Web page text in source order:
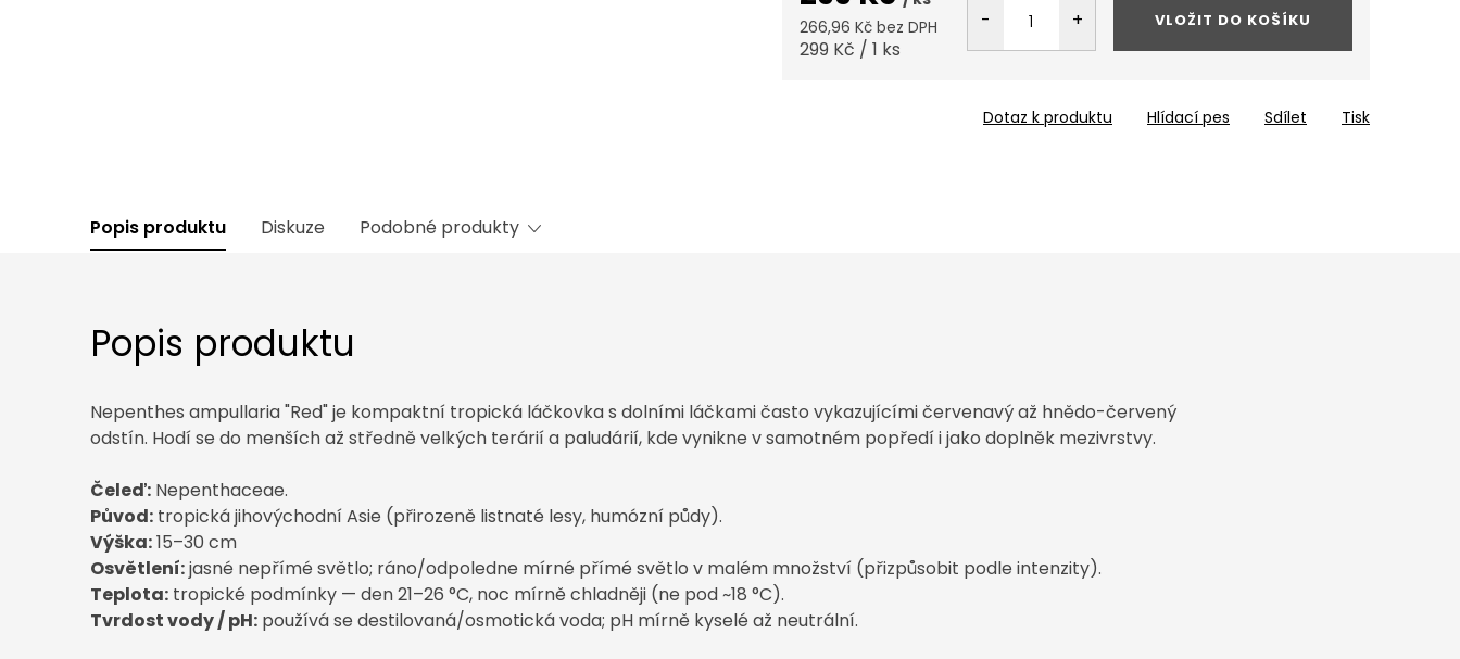
266,96 Kč bez DPH
Měrná
299 Kč / 1 ks
VLOŽIT DO KOŠÍKU
Tisk
Dotaz k produktu Hlídací pes Sdílet
Popis produktu Diskuze Podobné produkty
Popis produktu
Nepenthes ampullaria "Red" je kompaktní tropická láčkovka s dolními láčkami často vykazujícími červenavý až hnědo-červený
odstín. Hodí se do menších až středně velkých terárií a paludárií, kde vynikne v samotném popředí i jako doplněk mezivrstvy.
Čeleď: Nepenthaceae.
Původ: tropická jihovýchodní Asie (přirozeně listnaté lesy, humózní půdy).
Výška:15–30 cm
Osvětlení:jasné nepřímé světlo; ráno/odpoledne mírné přímé světlo v malém množství (přizpůsobit podle intenzity).
Teplota: tropické podmínky — den 21–26 °C, noc mírně chladněji (ne pod ~18 °C).
Tvrdost vody / pH: používá se destilovaná/osmotická voda; pH mírně kyselé až neutrální.